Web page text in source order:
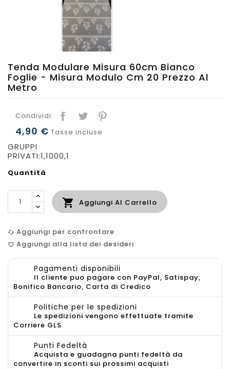
Tenda Modulare Misura 60cm Bianco
Foglie - Misura Modulo Cm 20 Prezzo Al
Metro
Condividi:
4,90 € Tasse incluse
GRUPPI
PRIVATI:1,1000,1
Quantità
 Aggiungi Al Carrello
cached Aggiungi per confrontare
favorite_border Aggiungi alla lista dei desideri
Pagamenti disponibili
Il cliente puo pagare con PayPal, Satispay,
Bonifico Bancario, Carta di Credico
Politiche per le spedizioni
Le spedizioni vengono effettuate tramite
Corriere GLS
Punti Fedeltà
Acquista e guadagna punti fedeltà da
convertire in sconti sui prossimi acquisti